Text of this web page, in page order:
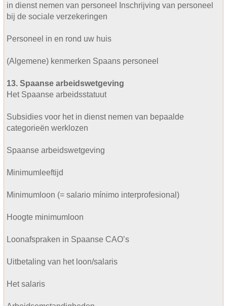
in dienst nemen van personeel Inschrijving van personeel
bij de sociale verzekeringen
Personeel in en rond uw huis
(Algemene) kenmerken Spaans personeel
13. Spaanse arbeidswetgeving
Het Spaanse arbeidsstatuut
Subsidies voor het in dienst nemen van bepaalde
categorieën werklozen
Spaanse arbeidswetgeving
Minimumleeftijd
Minimumloon (= salario mínimo interprofesional)
Hoogte minimumloon
Loonafspraken in Spaanse CAO’s
Uitbetaling van het loon/salaris
Het salaris